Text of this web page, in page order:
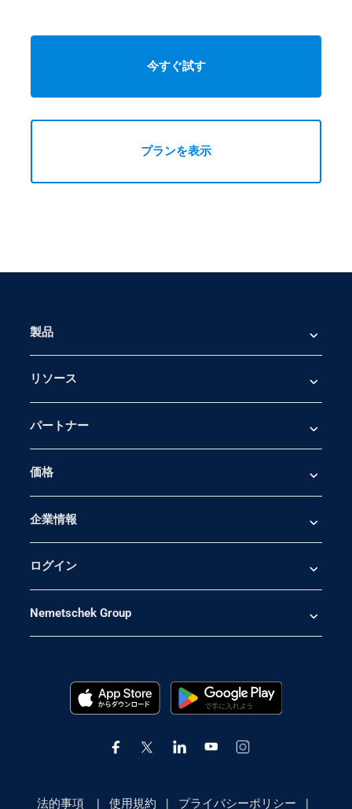
今すぐ試す
プランを表示
製品
リソース
パートナー
価格
企業情報
ログイン
Nemetschek Group
法的事項 | 使用規約 | プライバシーポリシー |